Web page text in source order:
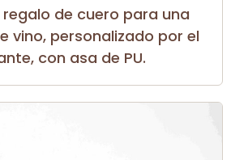
regalo de cuero para una
vino, personalizado por el
con asa de PU.